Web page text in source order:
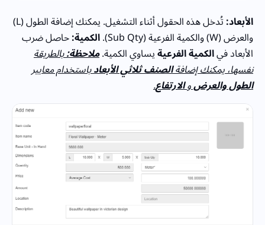
الأبعاد: تُدخل هذه الحقول أثناء التشغيل. يمكنك إضافة الطول (L)
والعرض (W) والكمية الفرعية (Sub Qty). الكمية:حاصل ضرب
الأبعاد فيالكمية الفرعيةيساوي الكمية.ملاحظة:بالطريقة
نفسها، يمكنك إضافةالصنف ثلاثي الأبعادباستخدام معايير
الطول والعرضوالارتفاع.